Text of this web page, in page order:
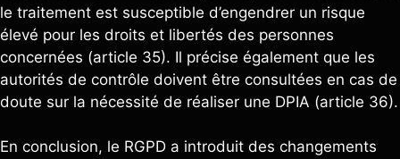
le traitement est susceptible d’engendrer un risque
élevé pour les droits et libertés des personnes
concernées (article 35). Il précise également que les
autorités de contrôle doivent être consultées en cas de
doute sur la nécessité de réaliser une DPIA (article 36).
En conclusion, le RGPD a introduit des changements